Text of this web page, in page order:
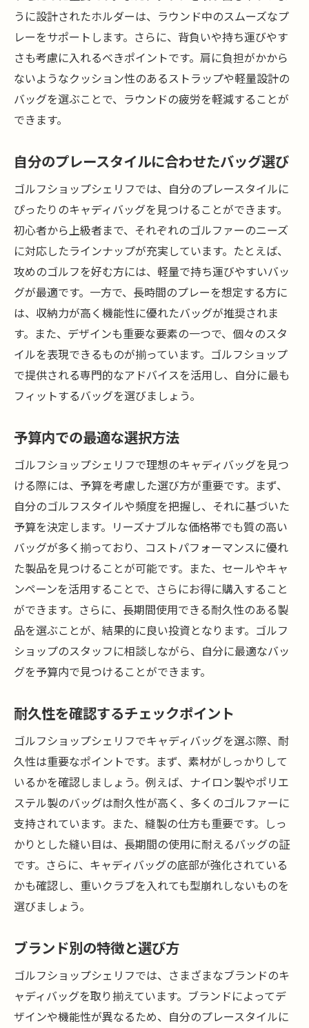
うに設計されたホルダーは、ラウンド中のスムーズなプ
レーをサポートします。さらに、背負いや持ち運びやす
さも考慮に入れるべきポイントです。肩に負担がかから
ないようなクッション性のあるストラップや軽量設計の
バッグを選ぶことで、ラウンドの疲労を軽減することが
できます。
自分のプレースタイルに合わせたバッグ選び
ゴルフショップシェリフでは、自分のプレースタイルに
ぴったりのキャディバッグを見つけることができます。
初心者から上級者まで、それぞれのゴルファーのニーズ
に対応したラインナップが充実しています。たとえば、
攻めのゴルフを好む方には、軽量で持ち運びやすいバッ
グが最適です。一方で、長時間のプレーを想定する方に
は、収納力が高く機能性に優れたバッグが推奨されま
す。また、デザインも重要な要素の一つで、個々のスタ
イルを表現できるものが揃っています。ゴルフショップ
で提供される専門的なアドバイスを活用し、自分に最も
フィットするバッグを選びましょう。
予算内での最適な選択方法
ゴルフショップシェリフで理想のキャディバッグを見つ
ける際には、予算を考慮した選び方が重要です。まず、
自分のゴルフスタイルや頻度を把握し、それに基づいた
予算を決定します。リーズナブルな価格帯でも質の高い
バッグが多く揃っており、コストパフォーマンスに優れ
た製品を見つけることが可能です。また、セールやキャ
ンペーンを活用することで、さらにお得に購入すること
ができます。さらに、長期間使用できる耐久性のある製
品を選ぶことが、結果的に良い投資となります。ゴルフ
ショップのスタッフに相談しながら、自分に最適なバッ
グを予算内で見つけることができます。
耐久性を確認するチェックポイント
ゴルフショップシェリフでキャディバッグを選ぶ際、耐
久性は重要なポイントです。まず、素材がしっかりして
いるかを確認しましょう。例えば、ナイロン製やポリエ
ステル製のバッグは耐久性が高く、多くのゴルファーに
支持されています。また、縫製の仕方も重要です。しっ
かりとした縫い目は、長期間の使用に耐えるバッグの証
です。さらに、キャディバッグの底部が強化されている
かも確認し、重いクラブを入れても型崩れしないものを
選びましょう。
ブランド別の特徴と選び方
ゴルフショップシェリフでは、さまざまなブランドのキ
ャディバッグを取り揃えています。ブランドによってデ
ザインや機能性が異なるため、自分のプレースタイルに